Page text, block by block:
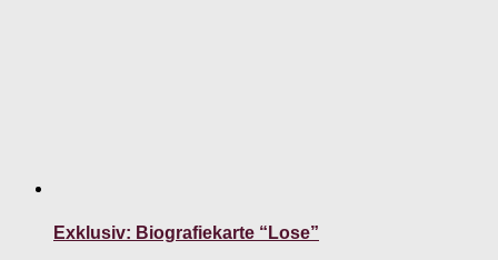
Exklusiv: Biografiekarte “Lose”